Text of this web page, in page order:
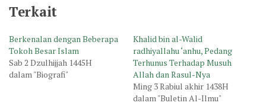
Terkait
Berkenalan dengan Beberapa
Tokoh Besar Islam
Sab 2 Dzulhijjah 1445H
dalam "Biografi"
Khalid bin al-Walid
radhiyallahu ‘anhu, Pedang
Terhunus Terhadap Musuh
Allah dan Rasul-Nya
Ming 3 Rabiul akhir 1438H
dalam "Buletin Al-Ilmu"